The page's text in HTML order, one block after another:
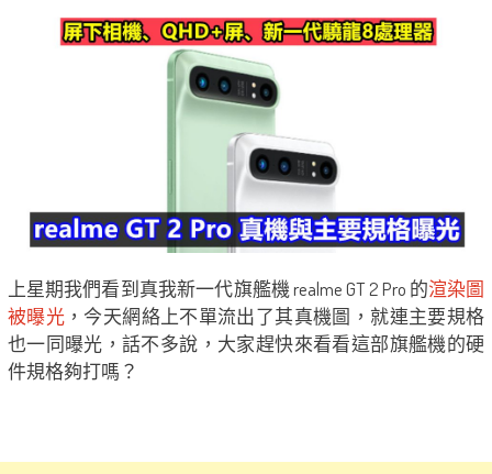
上星期我們看到真我新一代旗艦機 realme GT 2 Pro 的渲染圖
被曝光，今天網絡上不單流出了其真機圖，就連主要規格
也一同曝光，話不多說，大家趕快來看看這部旗艦機的硬
件規格夠打嗎？